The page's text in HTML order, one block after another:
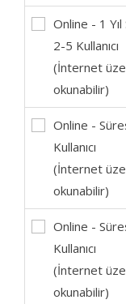
Online - 1
2-5 Kullanıcı
(İnternet
okunabilir)
Online -
Kullanıcı
(İnternet
okunabilir)
Online -
Kullanıcı
(İnternet
okunabilir)